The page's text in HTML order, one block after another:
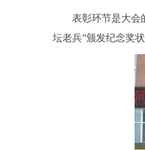
表彰环节是大会的
坛老兵”颁发纪念奖